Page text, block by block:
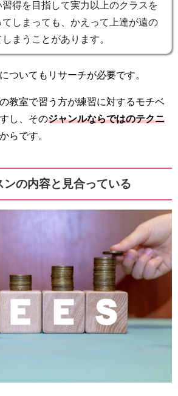
習得を目指して実力以上のクラスを
てしまっても、かえって上達が遠の
しまうことがあります。
ついてもリサーチが必要です。
教室で習う方が練習に対するモチベ
し、そのジャンルならではのテクニ
らです。
の内容と見合っている